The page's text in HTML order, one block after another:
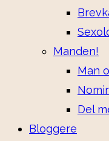
Manden!
Man
Del
Bloggere